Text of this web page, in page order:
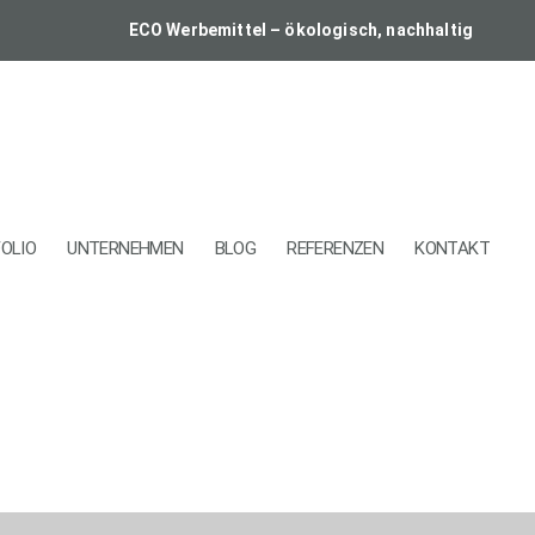
ECO Werbemittel – ökologisch, nachhaltig
UNTERNEHMEN BLOG REFERENZEN KONTAKT